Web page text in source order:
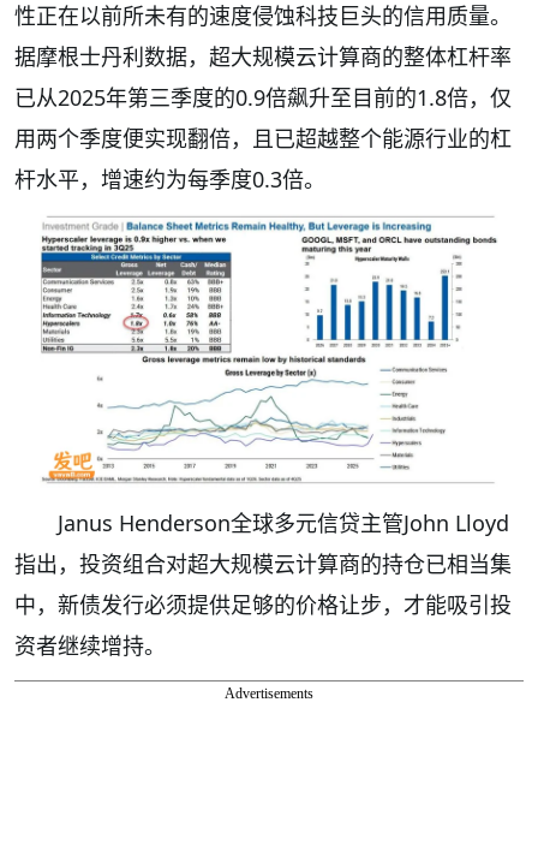
性正在以前所未有的速度侵蚀科技巨头的信用质量。
据摩根士丹利数据，超大规模云计算商的整体杠杆率
已从2025年第三季度的0.9倍飙升至目前的1.8倍，仅
用两个季度便实现翻倍，且已超越整个能源行业的杠
杆水平，增速约为每季度0.3倍。
Janus Henderson全球多元信贷主管John Lloyd
指出，投资组合对超大规模云计算商的持仓已相当集
中，新债发行必须提供足够的价格让步，才能吸引投
资者继续增持。
Advertisements